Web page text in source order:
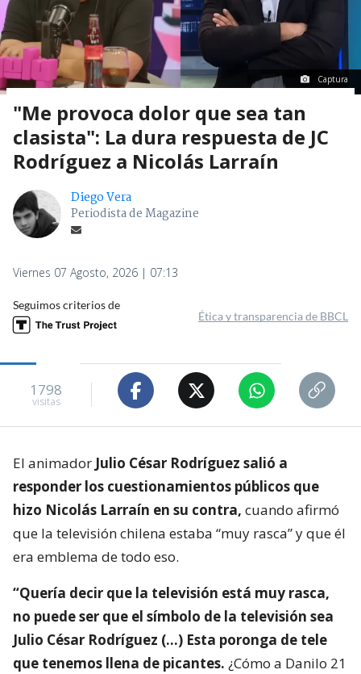
Captura
"Me provoca dolor que sea tan
clasista": La dura respuesta de JC
Rodríguez a Nicolás Larraín
Diego Vera
Periodista de Magazine
Viernes 07 Agosto, 2026 | 07:13
Seguimos criterios de
Ética y transparencia de BBCL
1798
visitas
El animador Julio César Rodríguez salió a
responder los cuestionamientos públicos que
hizo Nicolás Larraín en su contra, cuando afirmó
que la televisión chilena estaba “muy rasca” y que él
era emblema de todo eso.
“Quería decir que la televisión está muy rasca,
no puede ser que el símbolo de la televisión sea
Julio César Rodríguez (…) Esta poronga de tele
que tenemos llena de picantes. ¿Cómo a Danilo 21